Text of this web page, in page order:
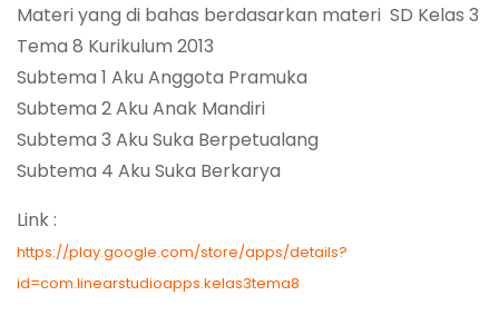
Materi yang di bahas berdasarkan materi SD Kelas 3
Tema 8 Kurikulum 2013
Subtema 1 Aku Anggota Pramuka
Subtema 2 Aku Anak Mandiri
Subtema 3 Aku Suka Berpetualang
Subtema 4 Aku Suka Berkarya
Link :
https://play.google.com/store/apps/details?
id=com.linearstudioapps.kelas3tema8